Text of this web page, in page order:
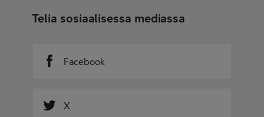
Telia sosiaalisessa mediassa
Facebook
X